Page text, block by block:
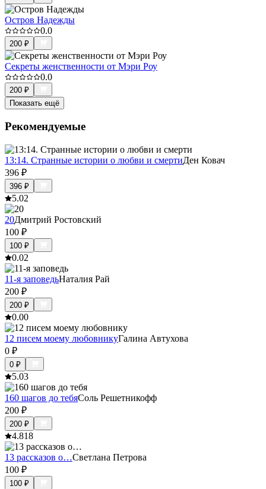
Остров Надежды
0.0
200 ₽
Секреты женственности от Мэри Роу
0.0
200 ₽
Показать ещё
Рекомендуемые
13:14. Странные истории о любви и смертиДен Ковач
396 ₽
396 ₽
5.02
20Дмитрий Ростовский
100 ₽
100 ₽
0.02
11-я заповедьНаталия Рай
200 ₽
200 ₽
0.00
12 писем моему любовникуГалина Автухова
0 ₽
0 ₽
5.03
160 шагов до тебяСоль Решетникофф
200 ₽
200 ₽
4.818
13 рассказов о…Светлана Петрова
100 ₽
100 ₽